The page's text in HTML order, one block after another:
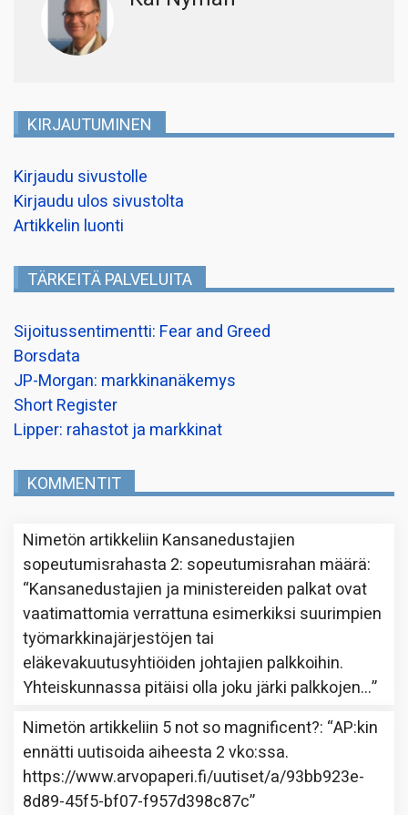
KIRJAUTUMINEN
Kirjaudu sivustolle
Kirjaudu ulos sivustolta
Artikkelin luonti
TÄRKEITÄ PALVELUITA
Sijoitussentimentti: Fear and Greed
Borsdata
JP-Morgan: markkinanäkemys
Short Register
Lipper: rahastot ja markkinat
KOMMENTIT
Nimetön artikkeliin Kansanedustajien
sopeutumisrahasta 2: sopeutumisrahan määrä:
“Kansanedustajien ja ministereiden palkat ovat
vaatimattomia verrattuna esimerkiksi suurimpien
työmarkkinajärjestöjen tai
eläkevakuutusyhtiöiden johtajien palkkoihin.
Yhteiskunnassa pitäisi olla joku järki palkkojen…”
Nimetön artikkeliin 5 not so magnificent?: “AP:kin
ennätti uutisoida aiheesta 2 vko:ssa.
https://www.arvopaperi.fi/uutiset/a/93bb923e-
8d89-45f5-bf07-f957d398c87c”